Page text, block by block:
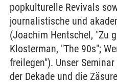
popkulturelle Revivals
journalistische und
(Joachim Hentschel, "Zu
Klosterman, "The 90s";
freilegen"). Unser
der Dekade und die